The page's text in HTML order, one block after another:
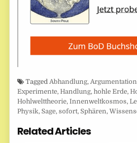
Tagged Abhandlung, Argumentation
Experimente, Handlung,hohle Erde,
Hohlwelttheorie,Innenweltkosmos,
Physik, Sage,sofort, Sphären,
Related Articles